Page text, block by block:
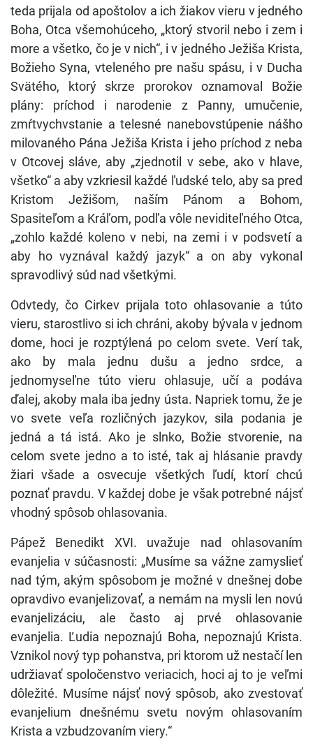
teda prijala od apoštolov a ich žiakov vieru v jedného
Boha, Otca všemohúceho, „ktorý stvoril nebo i zem i
more a všetko, čo je v nich“, i v jedného Ježiša Krista,
Božieho Syna, vteleného pre našu spásu, i v Ducha
Svätého, ktorý skrze prorokov oznamoval Božie
plány: príchod i narodenie z Panny, umučenie,
zmŕtvychvstanie a telesné nanebovstúpenie nášho
milovaného Pána Ježiša Krista i jeho príchod z neba
v Otcovej sláve, aby „zjednotil v sebe, ako v hlave,
všetko“ a aby vzkriesil každé ľudské telo, aby sa pred
Kristom Ježišom, naším Pánom a Bohom,
Spasiteľom a Kráľom, podľa vôle neviditeľného Otca,
„zohlo každé koleno v nebi, na zemi i v podsvetí a
aby ho vyznával každý jazyk“ a on aby vykonal
spravodlivý súd nad všetkými.
Odvtedy, čo Cirkev prijala toto ohlasovanie a túto
vieru, starostlivo si ich chráni, akoby bývala v jednom
dome, hoci je rozptýlená po celom svete. Verí tak,
ako by mala jednu dušu a jedno srdce, a
jednomyseľne túto vieru ohlasuje, učí a podáva
ďalej, akoby mala iba jedny ústa. Napriek tomu, že je
vo svete veľa rozličných jazykov, sila podania je
jedná a tá istá. Ako je slnko, Božie stvorenie, na
celom svete jedno a to isté, tak aj hlásanie pravdy
žiari všade a osvecuje všetkých ľudí, ktorí chcú
poznať pravdu. V každej dobe je však potrebné nájsť
vhodný spôsob ohlasovania.
Pápež Benedikt XVI. uvažuje nad ohlasovaním
evanjelia v súčasnosti: „Musíme sa vážne zamyslieť
nad tým, akým spôsobom je možné v dnešnej dobe
opravdivo evanjelizovať, a nemám na mysli len novú
evanjelizáciu, ale často aj prvé ohlasovanie
evanjelia. Ľudia nepoznajú Boha, nepoznajú Krista.
Vznikol nový typ pohanstva, pri ktorom už nestačí len
udržiavať spoločenstvo veriacich, hoci aj to je veľmi
dôležité. Musíme nájsť nový spôsob, ako zvestovať
evanjelium dnešnému svetu novým ohlasovaním
Krista a vzbudzovaním viery.“